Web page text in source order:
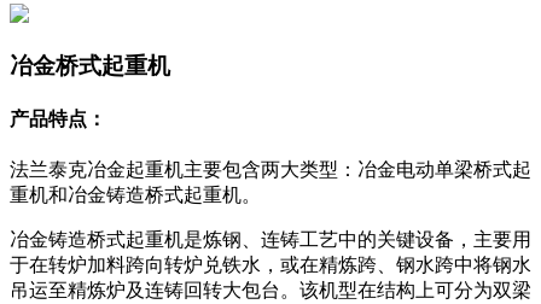
冶金桥式起重机
产品特点：
法兰泰克冶金起重机主要包含两大类型：冶金电动单梁桥式起
重机和冶金铸造桥式起重机。
冶金铸造桥式起重机是炼钢、连铸工艺中的关键设备，主要用
于在转炉加料跨向转炉兑铁水，或在精炼跨、钢水跨中将钢水
吊运至精炼炉及连铸回转大包台。该机型在结构上可分为双梁